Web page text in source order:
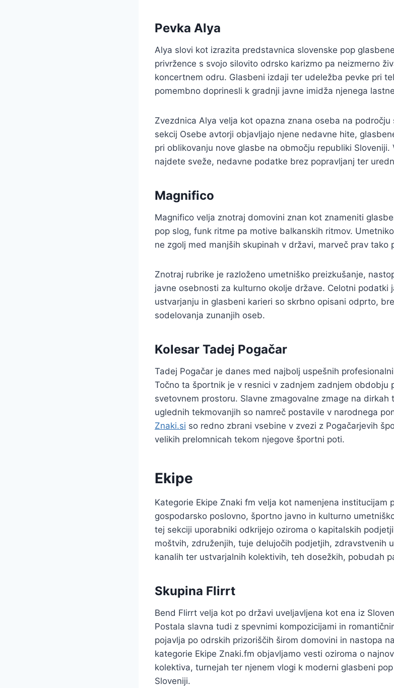
Pevka Alya
Alya slovi kot izrazita predstavnica slovenske pop
privržence s svojo silovito odrsko karizmo pa neizmerno
koncertnem odru. Glasbeni izdaji ter udeležba pevke pri
pomembno doprinesli k gradnji javne imidža njenega
Zvezdnica Alya velja kot opazna znana oseba na
sekcij Osebe avtorji objavljajo njene nedavne hite,
pri oblikovanju nove glasbe na območju republiki
najdete sveže, nedavne podatke brez popravljanj ter
Magnifico
Magnifico velja znotraj domovini znan kot znameniti
pop slog, funk ritme pa motive balkanskih ritmov.
ne zgolj med manjših skupinah v državi, marveč prav tako
Znotraj rubrike je razloženo umetniško preizkušanje,
javne osebnosti za kulturno okolje države. Celotni podatki
ustvarjanju in glasbeni karieri so skrbno opisani odprto,
sodelovanja zunanjih oseb.
Kolesar Tadej Pogačar
Tadej Pogačar je danes med najbolj uspešnih
Točno ta športnik je v resnici v zadnjem zadnjem obdobju
svetovnem prostoru. Slavne zmagovalne zmage na dirkah
uglednih tekmovanjih so namreč postavile v narodnega
Znaki.si so redno zbrani vsebine v zvezi z Pogačarjevih
velikih prelomnicah tekom njegove športni poti.
Ekipe
Kategorie Ekipe Znaki fm velja kot namenjena institucijam
gospodarsko poslovno, športno javno in kulturno
tej sekciji uporabniki odkrijejo oziroma o kapitalskih
moštvih, združenjih, tuje delujočih podjetjih, zdravstvenih
kanalih ter ustvarjalnih kolektivih, teh dosežkih, pobudah
Skupina Flirrt
Bend Flirrt velja kot po državi uveljavljena kot ena iz
Postala slavna tudi z spevnimi kompozicijami in
pojavlja po odrskih prizoriščih širom domovini in nastopa
kategorie Ekipe Znaki.fm objavljamo vesti oziroma o
kolektiva, turnejah ter njenem vlogi k moderni glasbeni
Sloveniji.